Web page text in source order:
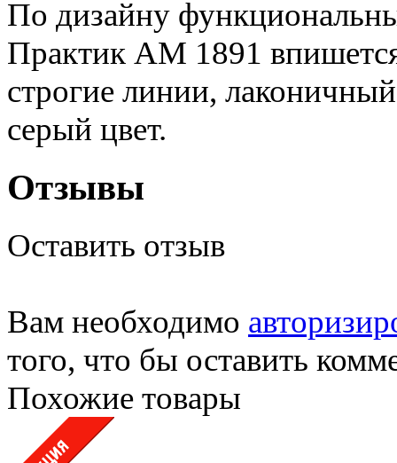
По дизайну
Практик АМ 1891
строгие линии,
серый цвет.
Отзывы
Оставить отзыв
Вам необходимо
того, что бы оставить
Похожие товары